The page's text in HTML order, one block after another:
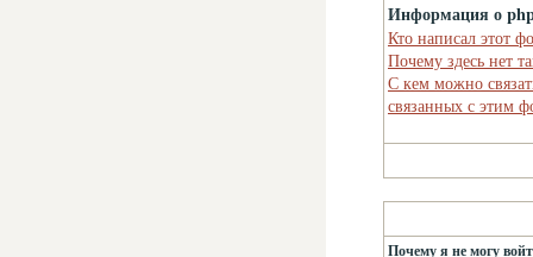
Информация о
Кто написал этот
Почему здесь нет
С кем можно
связанных с этим
Почему я не могу